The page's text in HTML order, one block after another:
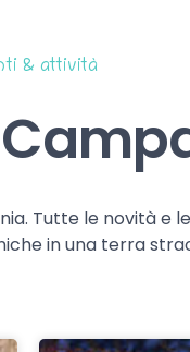
& attività
Tutte le novità e
in una terra